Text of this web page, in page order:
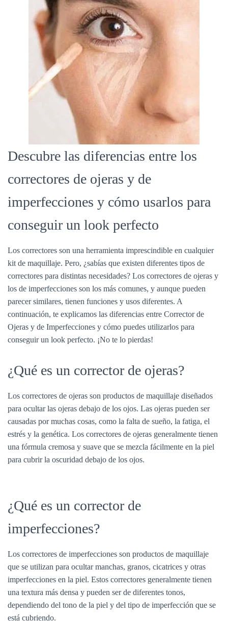
Descubre las diferencias entre los
correctores de ojeras y de
imperfecciones y cómo usarlos para
conseguir un look perfecto
Los correctores son una herramienta imprescindible en cualquier
kit de maquillaje. Pero, ¿sabías que existen diferentes tipos de
correctores para distintas necesidades? Los correctores de ojeras y
los de imperfecciones son los más comunes, y aunque pueden
parecer similares, tienen funciones y usos diferentes. A
continuación, te explicamos las diferencias entre Corrector de
Ojeras y de Imperfecciones y cómo puedes utilizarlos para
conseguir un look perfecto. ¡No te lo pierdas!
¿Qué es un corrector de ojeras?
Los correctores de ojeras son productos de maquillaje diseñados
para ocultar las ojeras debajo de los ojos. Las ojeras pueden ser
causadas por muchas cosas, como la falta de sueño, la fatiga, el
estrés y la genética. Los correctores de ojeras generalmente tienen
una fórmula cremosa y suave que se mezcla fácilmente en la piel
para cubrir la oscuridad debajo de los ojos.
¿Qué es un corrector de
imperfecciones?
Los correctores de imperfecciones son productos de maquillaje
que se utilizan para ocultar manchas, granos, cicatrices y otras
imperfecciones en la piel. Estos correctores generalmente tienen
una textura más densa y pueden ser de diferentes tonos,
dependiendo del tono de la piel y del tipo de imperfección que se
está cubriendo.